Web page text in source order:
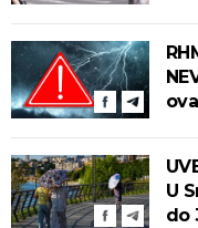
U
do